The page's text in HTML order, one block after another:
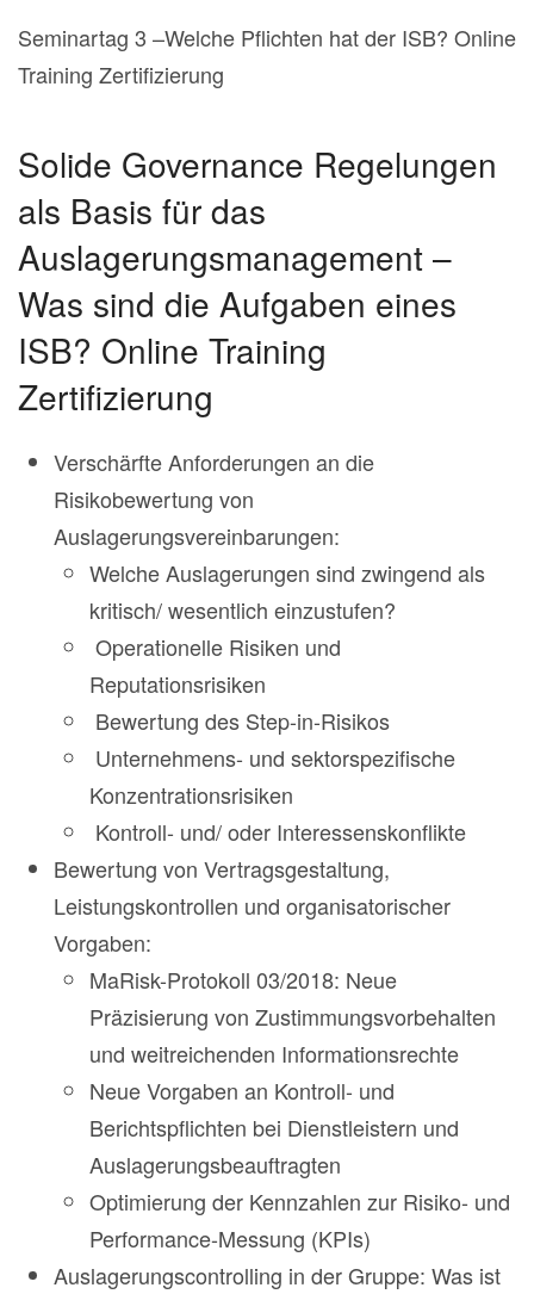
Seminartag 3 –Welche Pflichten hat der ISB? Online
Training Zertifizierung
Solide Governance Regelungen
als Basis für das
Auslagerungsmanagement –
Was sind die Aufgaben eines
ISB? Online Training
Zertifizierung
Verschärfte Anforderungen an die
Risikobewertung von
Auslagerungsvereinbarungen:
Welche Auslagerungen sind zwingend als
kritisch/ wesentlich einzustufen?
Operationelle Risiken und
Reputationsrisiken
Bewertung des Step-in-Risikos
Unternehmens- und sektorspezifische
Konzentrationsrisiken
Kontroll- und/ oder Interessenskonflikte
Bewertung von Vertragsgestaltung,
Leistungskontrollen und organisatorischer
Vorgaben:
MaRisk-Protokoll 03/2018: Neue
Präzisierung von Zustimmungsvorbehalten
und weitreichenden Informationsrechte
Neue Vorgaben an Kontroll- und
Berichtspflichten bei Dienstleistern und
Auslagerungsbeauftragten
Optimierung der Kennzahlen zur Risiko- und
Performance-Messung (KPIs)
Auslagerungscontrolling in der Gruppe: Was ist